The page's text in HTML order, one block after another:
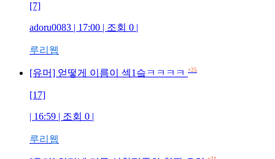
[7]
adoru0083 | 17:00 | 조회 0 |
루리웹
[유머] 얻떻게 이름이 섹1슼ㅋㅋㅋㅋ +25
[17]
| 16:59 | 조회 0 |
루리웹